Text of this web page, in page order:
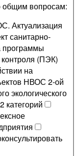
общим вопросам:
Актуализация
санитарно-
программы
контроля (ПЭК)
на
НВОС 2-ой
экологического
категорий